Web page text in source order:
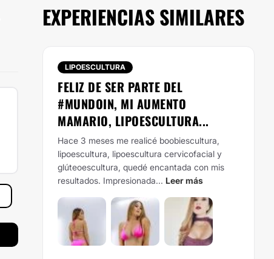
EXPERIENCIAS SIMILARES
LIPOESCULTURA
FELIZ DE SER PARTE DEL
#MUNDOIN, MI AUMENTO
MAMARIO, LIPOESCULTURA...
Hace 3 meses me realicé boobiescultura,
lipoescultura, lipoescultura cervicofacial y
glúteoescultura, quedé encantada con mis
resultados. Impresionada... Leer más